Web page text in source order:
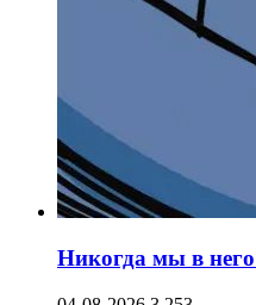
Никогда мы в